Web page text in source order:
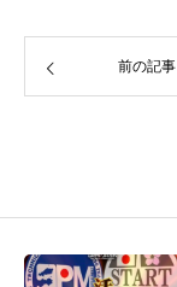
前の記事